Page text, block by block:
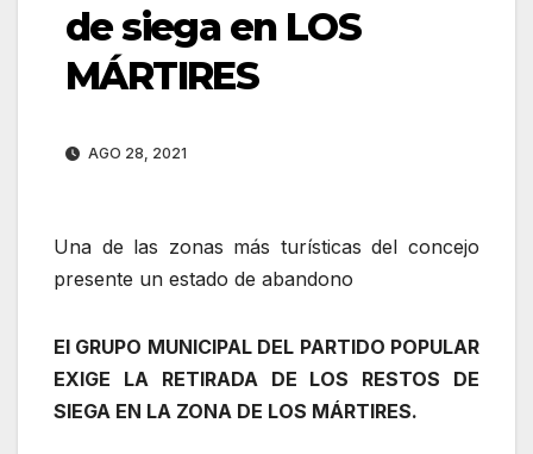
de siega en LOS
MÁRTIRES
AGO 28, 2021
Una de las zonas más turísticas del concejo
presente un estado de abandono
El GRUPO MUNICIPAL DEL PARTIDO POPULAR
EXIGE LA RETIRADA DE LOS RESTOS DE
SIEGA EN LA ZONA DE LOS MÁRTIRES.